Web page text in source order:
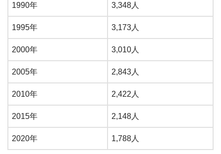
1990年 3,348人
1995年 3,173人
2000年 3,010人
2005年 2,843人
2010年 2,422人
2015年 2,148人
2020年 1,788人